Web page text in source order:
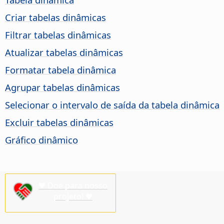
Criar tabelas dinâmicas
Filtrar tabelas dinâmicas
Atualizar tabelas dinâmicas
Formatar tabela dinâmica
Agrupar tabelas dinâmicas
Selecionar o intervalo de saída da tabela dinâmica
Excluir tabelas dinâmicas
Gráfico dinâmico